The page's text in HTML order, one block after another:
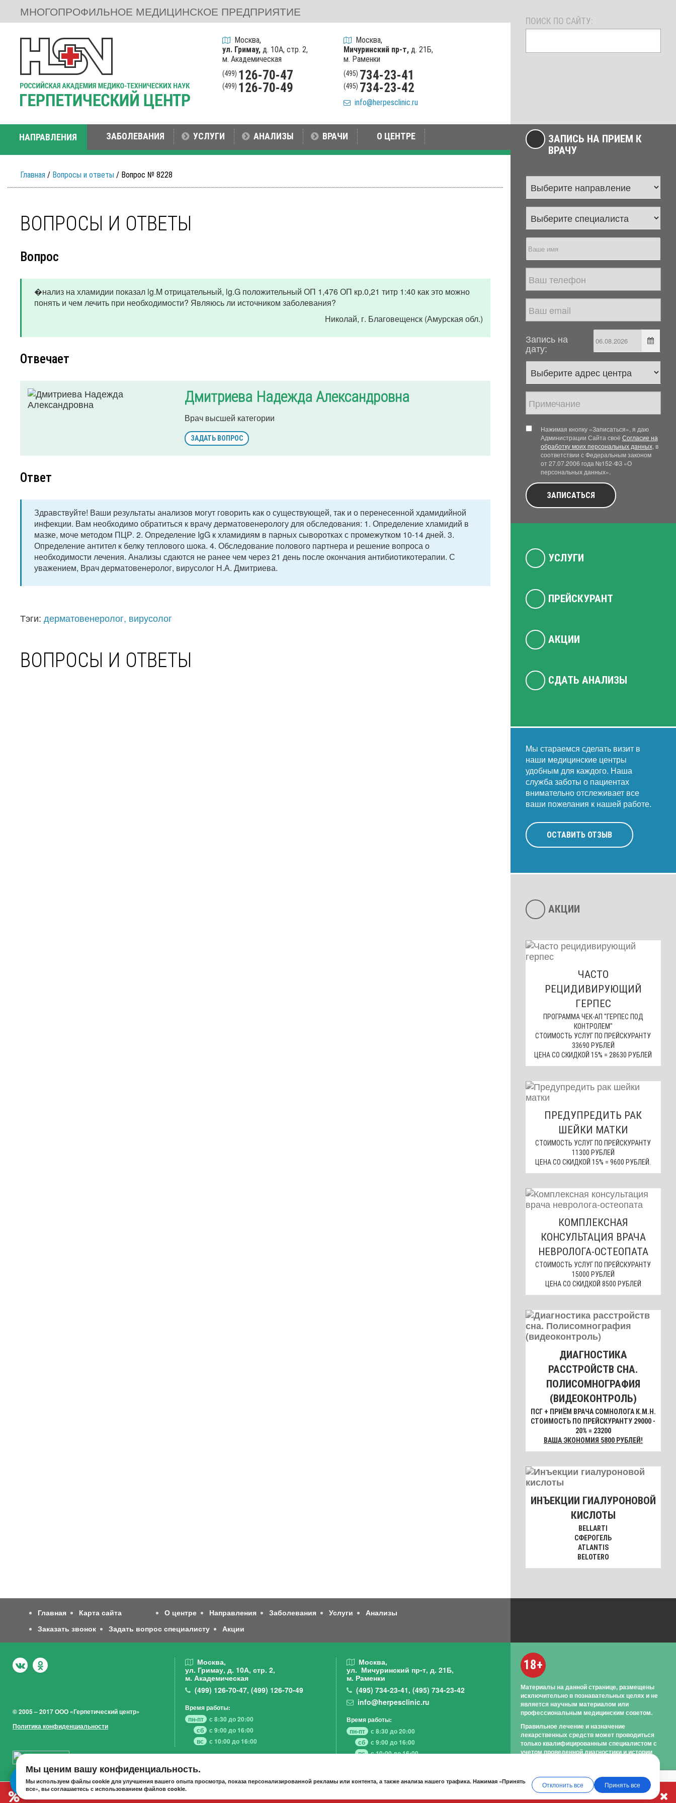
МНОГОПРОФИЛЬНОЕ МЕДИЦИНСКОЕ ПРЕДПРИЯТИЕ
Москва,
ул. Гримау,д. 10А, стр. 2,
м. Академическая
(499) 126-70-47
(499) 126-70-49
Москва,
Мичуринский пр-т, д. 21Б,
м. Раменки
(495) 734-23-41
(495) 734-23-42
info@herpesclinic.ru
ПОИСК ПО САЙТУ:
НАПРАВЛЕНИЯ ЗАБОЛЕВАНИЯ УСЛУГИ АНАЛИЗЫ ВРАЧИ О ЦЕНТРЕ
Главная / Вопросы и ответы / Вопрос № 8228
ВОПРОСЫ И ОТВЕТЫ
Вопрос
�нализ на хламидии показал lg.M отрицательный, lg.G положительный ОП 1,476 ОП кр.0,21 титр 1:40 как это можно
понять и чем лечить при необходимости? Являюсь ли источником заболевания?
Николай, г. Благовещенск (Амурская обл.)
Отвечает
Дмитриева Надежда Александровна
Врач высшей категории
ЗАДАТЬ ВОПРОС
Ответ
Здравствуйте! Ваши результаты анализов могут говорить как о существующей, так и о перенесенной хдамидийной
инфекции. Вам необходимо обратиться к врачу дерматовенерологу для обследования: 1. Определение хламидий в
мазке, моче методом ПЦР. 2. Определение IgG к хламидиям в парных сыворотках с промежутком 10-14 дней. 3.
Определение антител к белку теплового шока. 4. Обследование полового партнера и решение вопроса о
необходимости лечения. Анализы сдаются не ранее чем через 21 день после окончания антибиотикотерапии. С
уважением, Врач дерматовенеролог, вирусолог Н.А. Дмитриева.
Тэги: дерматовенеролог, вирусолог
ВОПРОСЫ И ОТВЕТЫ
ЗАПИСЬ НА ПРИЕМ К
ВРАЧУ
Запись на
дату:
Нажимая кнопку «Записаться», я даю
Администрации Сайта своё Согласие на
обработку моих персональных данных, в
соответствии с Федеральным законом
от 27.07.2006 года №152-ФЗ «О
персональных данных».
ЗАПИСАТЬСЯ
УСЛУГИ
ПРЕЙСКУРАНТ
АКЦИИ
СДАТЬ АНАЛИЗЫ
Мы стараемся сделать визит в
наши медицинские центры
удобным для каждого. Наша
служба заботы о пациентах
внимательно отслеживает все
ваши пожелания к нашей работе.
ОСТАВИТЬ ОТЗЫВ
АКЦИИ
ЧАСТО
РЕЦИДИВИРУЮЩИЙ
ГЕРПЕС
ПРОГРАММА ЧЕК-АП "ГЕРПЕС ПОД
КОНТРОЛЕМ"
СТОИМОСТЬ УСЛУГ ПО ПРЕЙСКУРАНТУ
33690 РУБЛЕЙ
ЦЕНА СО СКИДКОЙ 15% = 28630 РУБЛЕЙ
ПРЕДУПРЕДИТЬ РАК
ШЕЙКИ МАТКИ
СТОИМОСТЬ УСЛУГ ПО ПРЕЙСКУРАНТУ
11300 РУБЛЕЙ
ЦЕНА СО СКИДКОЙ 15% = 9600 РУБЛЕЙ.
КОМПЛЕКСНАЯ
КОНСУЛЬТАЦИЯ ВРАЧА
НЕВРОЛОГА-ОСТЕОПАТА
СТОИМОСТЬ УСЛУГ ПО ПРЕЙСКУРАНТУ
15000 РУБЛЕЙ
ЦЕНА СО СКИДКОЙ 8500 РУБЛЕЙ
ДИАГНОСТИКА
РАССТРОЙСТВ СНА.
ПОЛИСОМНОГРАФИЯ
(ВИДЕОКОНТРОЛЬ)
ПСГ + ПРИЁМ ВРАЧА СОМНОЛОГА К.М.Н.
СТОИМОСТЬ ПО ПРЕЙСКУРАНТУ 29000 -
20% = 23200
ВАША ЭКОНОМИЯ 5800 РУБЛЕЙ!
ИНЪЕКЦИИ ГИАЛУРОНОВОЙ
КИСЛОТЫ
BELLARTI
СФЕРОГЕЛЬ
ATLANTIS
BELOTERO
Главная Карта сайта О центре Направления Заболевания Услуги
Анализы
Заказать звонок
Задать вопрос специалисту Акции
© 2005 – 2017 ООО «Герпетический центр»
Политика конфиденциальности
Москва,
ул. Гримау, д. 10А, стр. 2,
м. Академическая
(499) 126-70-47, (499) 126-70-49
Время работы:
пн-пт
с 8:30 до 20:00
сб
с 9:00 до 16:00
вс
с 10:00 до 16:00
Москва,
ул. Мичуринский пр-т, д. 21Б,
м. Раменки
(495)734-23-41,(495)734-23-42
info@herpesclinic.ru
Время работы:
пн-пт
с 8:30 до 20:00
сб
с 9:00 до 16:00
вс
с 10:00 до 16:00
18+
Материалы на данной странице, размещены
исключительно в познавательных целях и не
является научным материалом или
профессиональным медицинским советом.
Правильное лечение и назначение
лекарственных средств может проводиться
только квалифицированным специалистом с
учетом проведенной диагностики и истории
Мы ценим вашу конфиденциальность.
Мы используем файлы cookie для улучшения вашего опыта просмотра, показа персонализированной рекламы или контента, а также анализа нашего трафика. Нажимая «Принять
все», вы соглашаетесь с использованием файлов cookie.
Отклонить все Принять все